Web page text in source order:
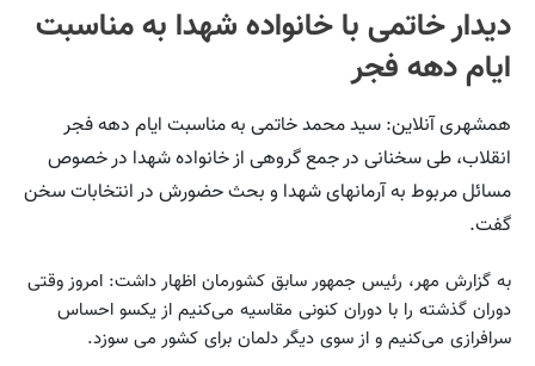
دیدار خاتمی با خانواده شهدا به مناسبت
ایام دهه فجر
همشهری آنلاین: سید محمد خاتمی به مناسبت ایام دهه فجر
انقلاب، طی سخنانی در جمع گروهی از خانواده شهدا در خصوص
مسائل مربوط به آرمانهای شهدا و بحث حضورش در انتخابات سخن
گفت.
به گزارش مهر، رئیس جمهور سابق کشورمان اظهار داشت: امروز وقتی
دوران گذشته را با دوران کنونی مقاسیه می‌کنیم از یکسو احساس
سرافرازی می‌کنیم و از سوی دیگر دلمان برای کشور می سوزد.